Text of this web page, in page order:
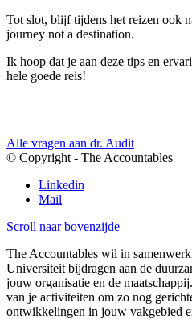
Tot slot, blijf tijdens het reizen ook
journey not a destination.
Ik hoop dat je aan deze tips en
hele goede reis!
Alle vragen aan dr. Audit
© Copyright - The Accountables
Linkedin
Mail
Scroll naar bovenzijde
The Accountables wil in
Universiteit bijdragen aan de
jouw organisatie en de
van je activiteiten om zo nog
ontwikkelingen in jouw vakgebied